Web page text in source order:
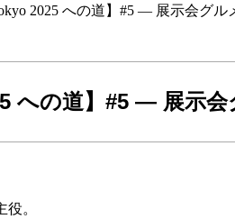
2025 への道】#5 ― 展示会グル
への道】#5 ― 展示会
。